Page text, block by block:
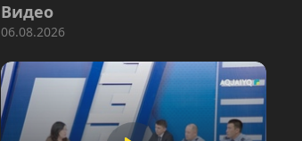
Видео
06.08.2026